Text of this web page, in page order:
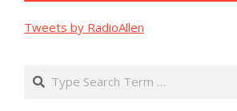
Tweets by RadioAllen
Search